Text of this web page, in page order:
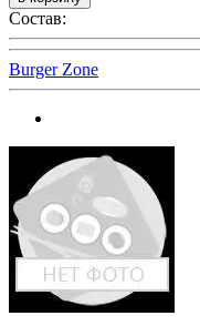
Состав:
Burger Zone